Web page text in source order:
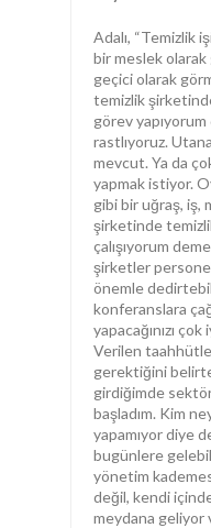
Adalı, “Temizlik
bir meslek
geçici olarak
temizlik
görev
rastlıyoruz.
mevcut. Ya da
yapmak istiyor.
gibi bir uğraş, iş,
şirketinde
çalışıyorum
şirketler
önemle
konferanslara
yapacağınızı
Verilen
gerektiğini
girdiğimde
başladım. Kim
yapamıyor diye
bugünlere
yönetim
değil, kendi
meydana geliyor